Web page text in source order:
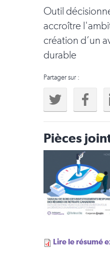
Outil
accroître
création d’un
durable
Partager sur :
Pièces
Lire le résumé